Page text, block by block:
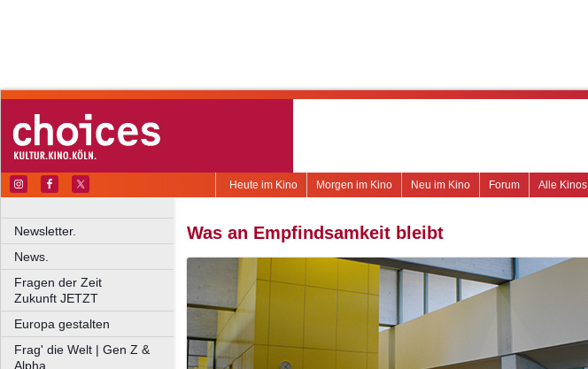
Alle Kinos
Forum
Neu im Kino
Morgen im Kino
Heute im Kino
Newsletter.
News.
Fragen der Zeit
Zukunft JETZT
Europa gestalten
Frag' die Welt | Gen Z &
Alpha
Was an Empfindsamkeit bleibt